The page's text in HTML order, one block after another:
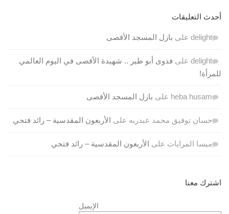
أحدث التعليقات
delight على بازل المسجد الأقصى
delight على فدوى أبو طير .. شهيدة الأقصى في اليوم العالمي
للمرأة!
heba husam على بازل المسجد الأقصى
حسان توفيق محمد عبدربه على الأربعون المقدسية – رائد فتحي
ميسا المرايات على الأربعون المقدسية – رائد فتحي
اشترك معنا
الإيميل